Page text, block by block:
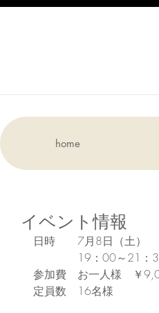
home
イベント情報
日時　　7月8日（土）
19：00～21：
参加費　お一人様　￥
定員数　16名様